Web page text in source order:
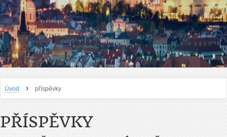
Úvod › příspěvky
PŘÍSPĚVKY